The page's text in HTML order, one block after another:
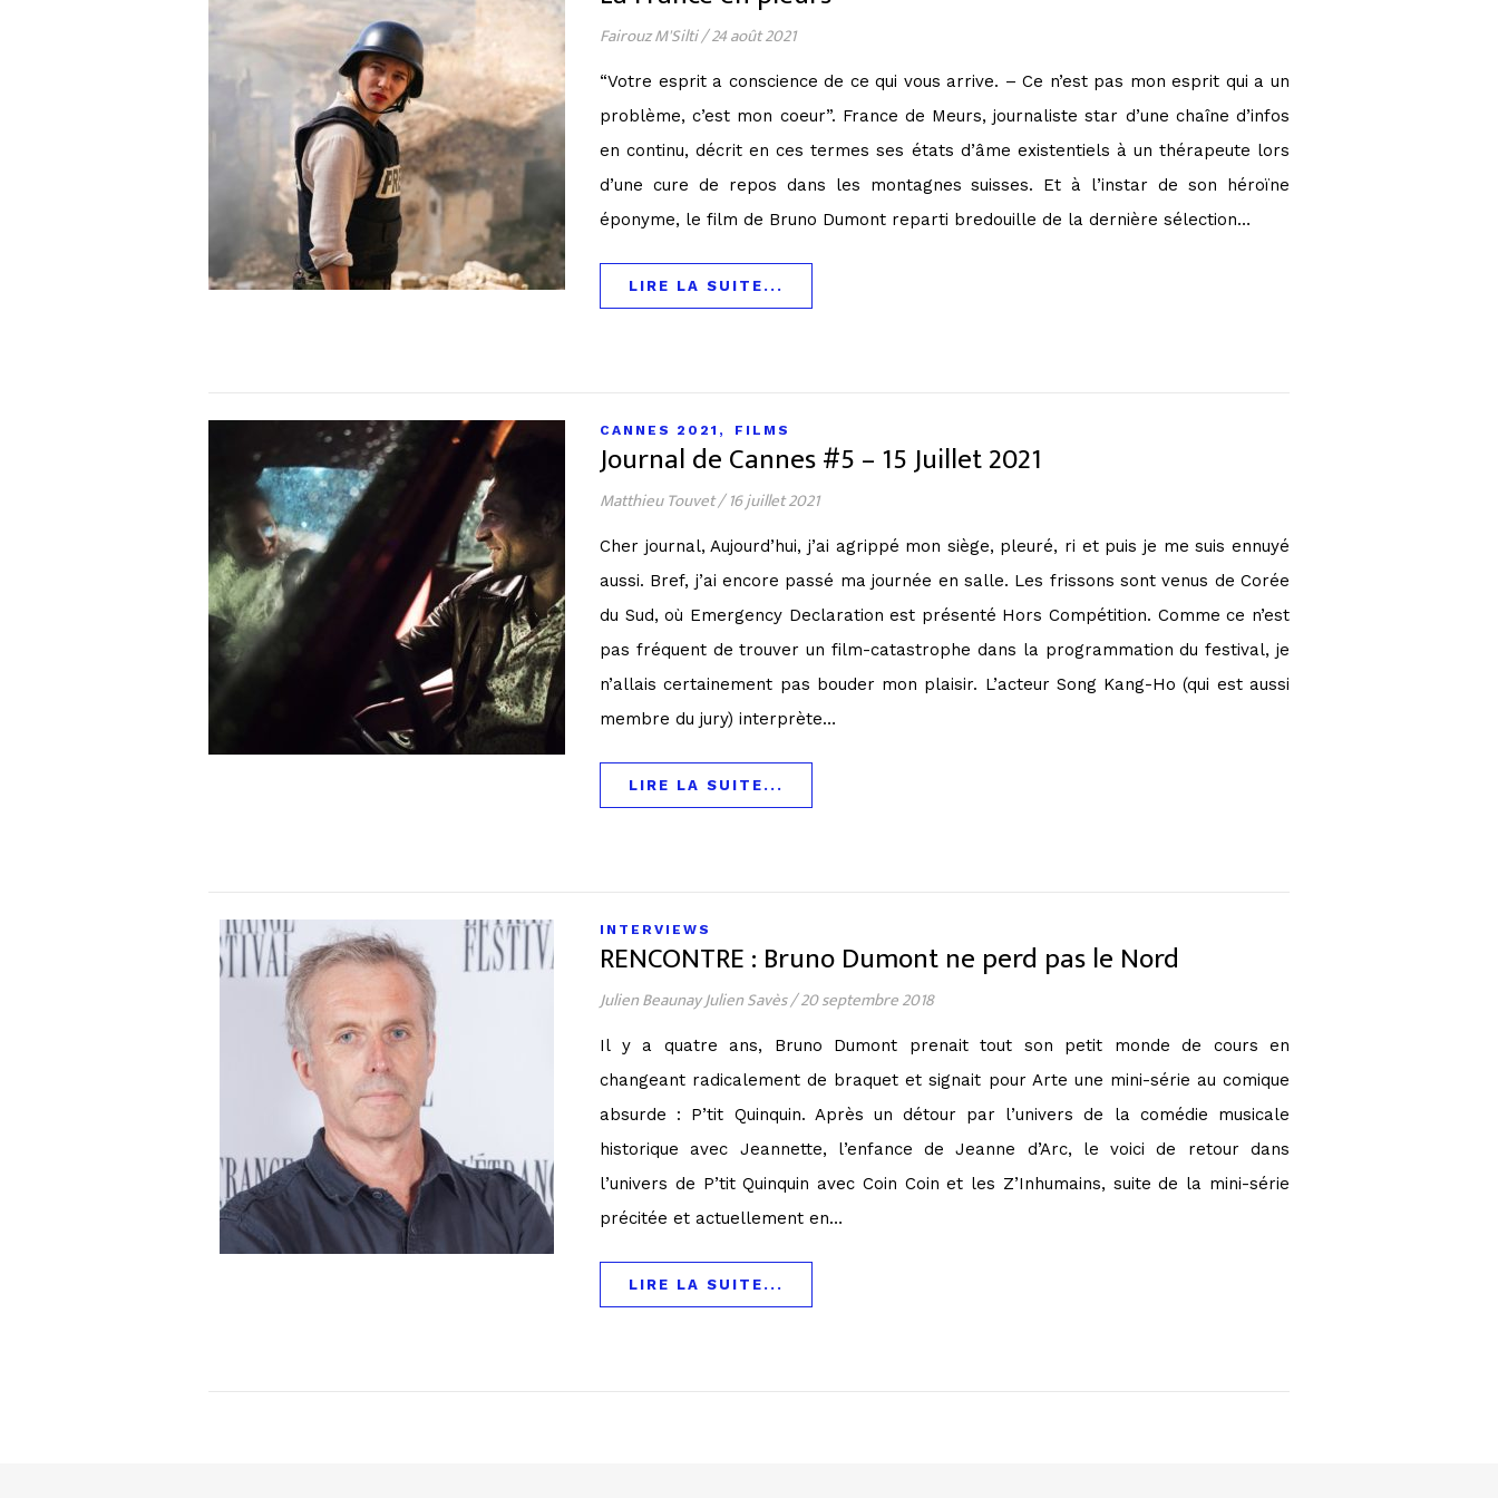
Fairouz M'Silti/24 août 2021
“Votre esprit a conscience de ce qui vous arrive. – Ce n’est pas mon esprit qui a un
problème, c’est mon coeur”. France de Meurs, journaliste star d’une chaîne d’infos
en continu, décrit en ces termes ses états d’âme existentiels à un thérapeute lors
d’une cure de repos dans les montagnes suisses. Et à l’instar de son héroïne
éponyme, le film de Bruno Dumont reparti bredouille de la dernière sélection…
LIRE LA SUITE...
CANNES 2021 , FILMS
Journal de Cannes #5 – 15 Juillet 2021
Matthieu Touvet/ 16 juillet 2021
Cher journal, Aujourd’hui, j’ai agrippé mon siège, pleuré, ri et puis je me suis ennuyé
aussi. Bref, j’ai encore passé ma journée en salle. Les frissons sont venus de Corée
du Sud, où Emergency Declaration est présenté Hors Compétition. Comme ce n’est
pas fréquent de trouver un film-catastrophe dans la programmation du festival, je
n’allais certainement pas bouder mon plaisir. L’acteur Song Kang-Ho (qui est aussi
membre du jury) interprète…
LIRE LA SUITE...
INTERVIEWS
RENCONTRE : Bruno Dumont ne perd pas le Nord
Julien Beaunay Julien Savès/20 septembre 2018
Il y a quatre ans, Bruno Dumont prenait tout son petit monde de cours en
changeant radicalement de braquet et signait pour Arte une mini-série au comique
absurde : P’tit Quinquin. Après un détour par l’univers de la comédie musicale
historique avec Jeannette, l’enfance de Jeanne d’Arc, le voici de retour dans
l’univers de P’tit Quinquin avec Coin Coin et les Z’Inhumains, suite de la mini-série
précitée et actuellement en…
LIRE LA SUITE...